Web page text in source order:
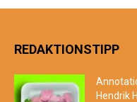
REDAKTIONSTIPP
Hendrik